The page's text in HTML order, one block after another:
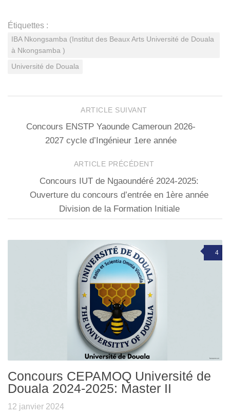
Étiquettes :
IBA Nkongsamba (Institut des Beaux Arts Université de Douala
à Nkongsamba )
Université de Douala
ARTICLE SUIVANT
Concours ENSTP Yaounde Cameroun 2026-
2027 cycle d’Ingénieur 1ere année
ARTICLE PRÉCÉDENT
Concours IUT de Ngaoundéré 2024-2025:
Ouverture du concours d’entrée en 1ère année
Division de la Formation Initiale
4
Concours CEPAMOQ Université de
Douala 2024-2025: Master II
12 janvier 2024